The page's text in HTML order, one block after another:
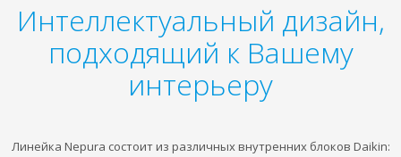
Интеллектуальный дизайн,
подходящий к Вашему
интерьеру
Линейка Nepura состоит из различных внутренних блоков Daikin: